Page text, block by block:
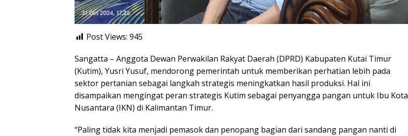
Post Views: 945
Sangatta – Anggota Dewan Perwakilan Rakyat Daerah (DPRD) Kabupaten Kutai Timur
(Kutim), Yusri Yusuf, mendorong pemerintah untuk memberikan perhatian lebih pada
sektor pertanian sebagai langkah strategis meningkatkan hasil produksi. Hal ini
disampaikan mengingat peran strategis Kutim sebagai penyangga pangan untuk Ibu Kota
Nusantara (IKN) di Kalimantan Timur.
“Paling tidak kita menjadi pemasok dan penopang bagian dari sandang pangan nanti di